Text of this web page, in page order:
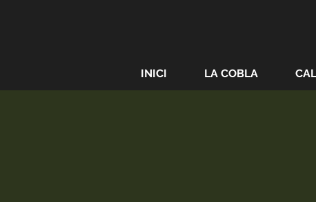
INICI LA COBLA